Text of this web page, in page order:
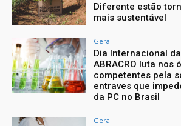
Diferente estão
mais sustentável
Geral
Dia Internacional
ABRACRO luta nos
competentes pela
entraves que
da PC no Brasil
Geral